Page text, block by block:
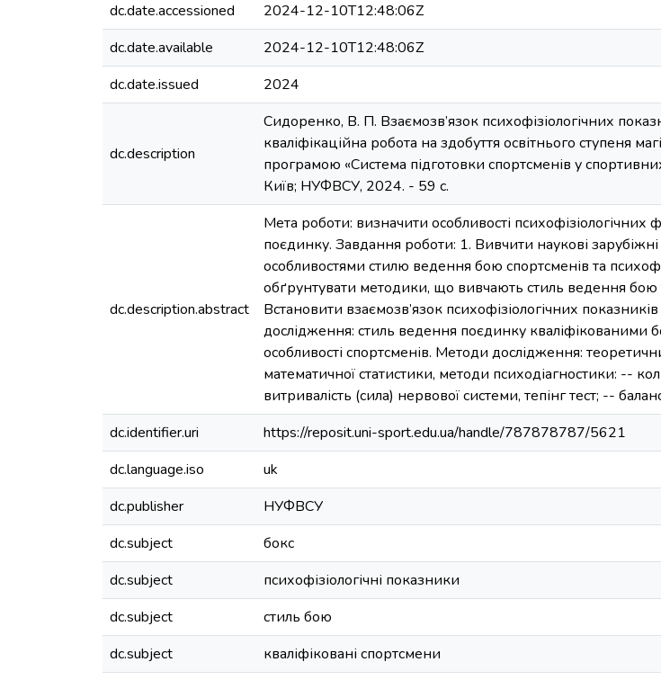
dc.date.accessioned
2024-12-10T12:48:06Z
dc.date.available
2024-12-10T12:48:06Z
dc.date.issued
2024
dc.description
Сидоренко, В. П. Взаємозв’язок психофізіологічних
кваліфікаційна робота на здобуття освітнього ступеня
програмою «Система підготовки спортсменів у
Київ; НУФВСУ, 2024. - 59 с.
dc.description.abstract
Мета роботи: визначити особливості
поєдинку. Завдання роботи: 1. Вивчити наукові зарубіжні
особливостями стилю ведення бою спортсменів та
обґрунтувати методики, що вивчають стиль ведення бою
Встановити взаємозв’язок психофізіологічних
дослідження: стиль ведення поєдинку кваліфікованими
особливості спортсменів. Методи дослідження:
математичної статистики, методи психодіагностики: --
витривалість (сила) нервової системи, тепінг тест; --
dc.identifier.uri
https://reposit.uni-sport.edu.ua/handle/787878787/5621
dc.language.iso
uk
dc.publisher
НУФВСУ
dc.subject
бокс
dc.subject
психофізіологічні показники
dc.subject
стиль бою
dc.subject
кваліфіковані спортсмени